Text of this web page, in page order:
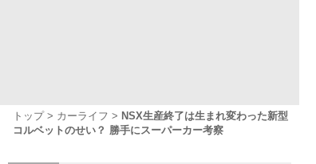
トップ カーライフ
NSX生産終了は生まれ変わった新型
コルベットのせい？ 勝手にスーパーカー考察